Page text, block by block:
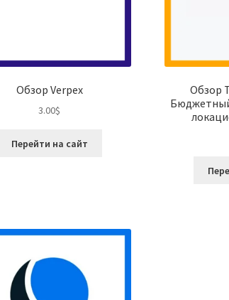
Обзор Verpex
3.00$
Перейти на сайт
Обзор
Бюджетный